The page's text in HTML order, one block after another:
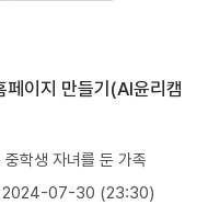
이지 만들기(AI윤리캠
학생 자녀를 둔 가족
07-30 (23:30)